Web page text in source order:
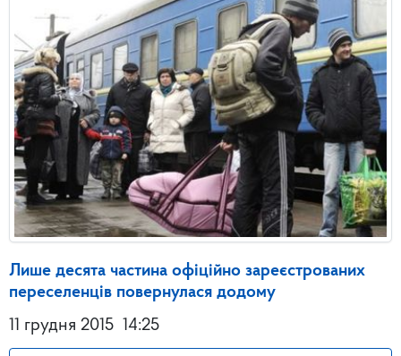
Лише десята частина офіційно зареєстрованих
переселенців повернулася додому
11 грудня 2015 14:25